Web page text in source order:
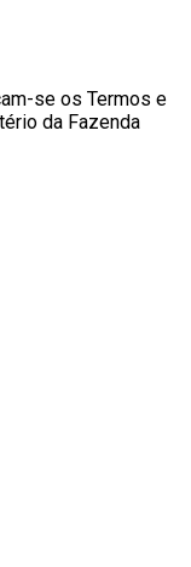
se os Termos e
da Fazenda